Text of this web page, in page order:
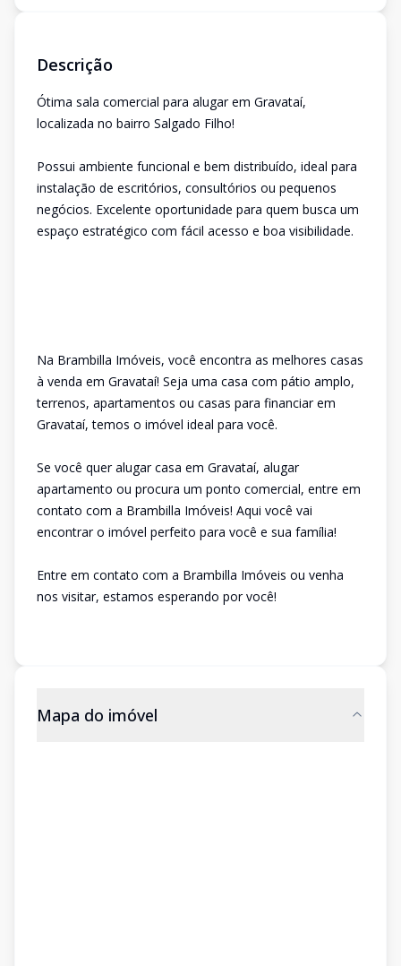
Descrição
Ótima sala comercial para alugar em Gravataí,
localizada no bairro Salgado Filho!
Possui ambiente funcional e bem distribuído, ideal para
instalação de escritórios, consultórios ou pequenos
negócios. Excelente oportunidade para quem busca um
espaço estratégico com fácil acesso e boa visibilidade.
Na Brambilla Imóveis, você encontra as melhores casas
à venda em Gravataí! Seja uma casa com pátio amplo,
terrenos, apartamentos ou casas para financiar em
Gravataí, temos o imóvel ideal para você.
Se você quer alugar casa em Gravataí, alugar
apartamento ou procura um ponto comercial, entre em
contato com a Brambilla Imóveis! Aqui você vai
encontrar o imóvel perfeito para você e sua família!
Entre em contato com a Brambilla Imóveis ou venha
nos visitar, estamos esperando por você!
Mapa do imóvel